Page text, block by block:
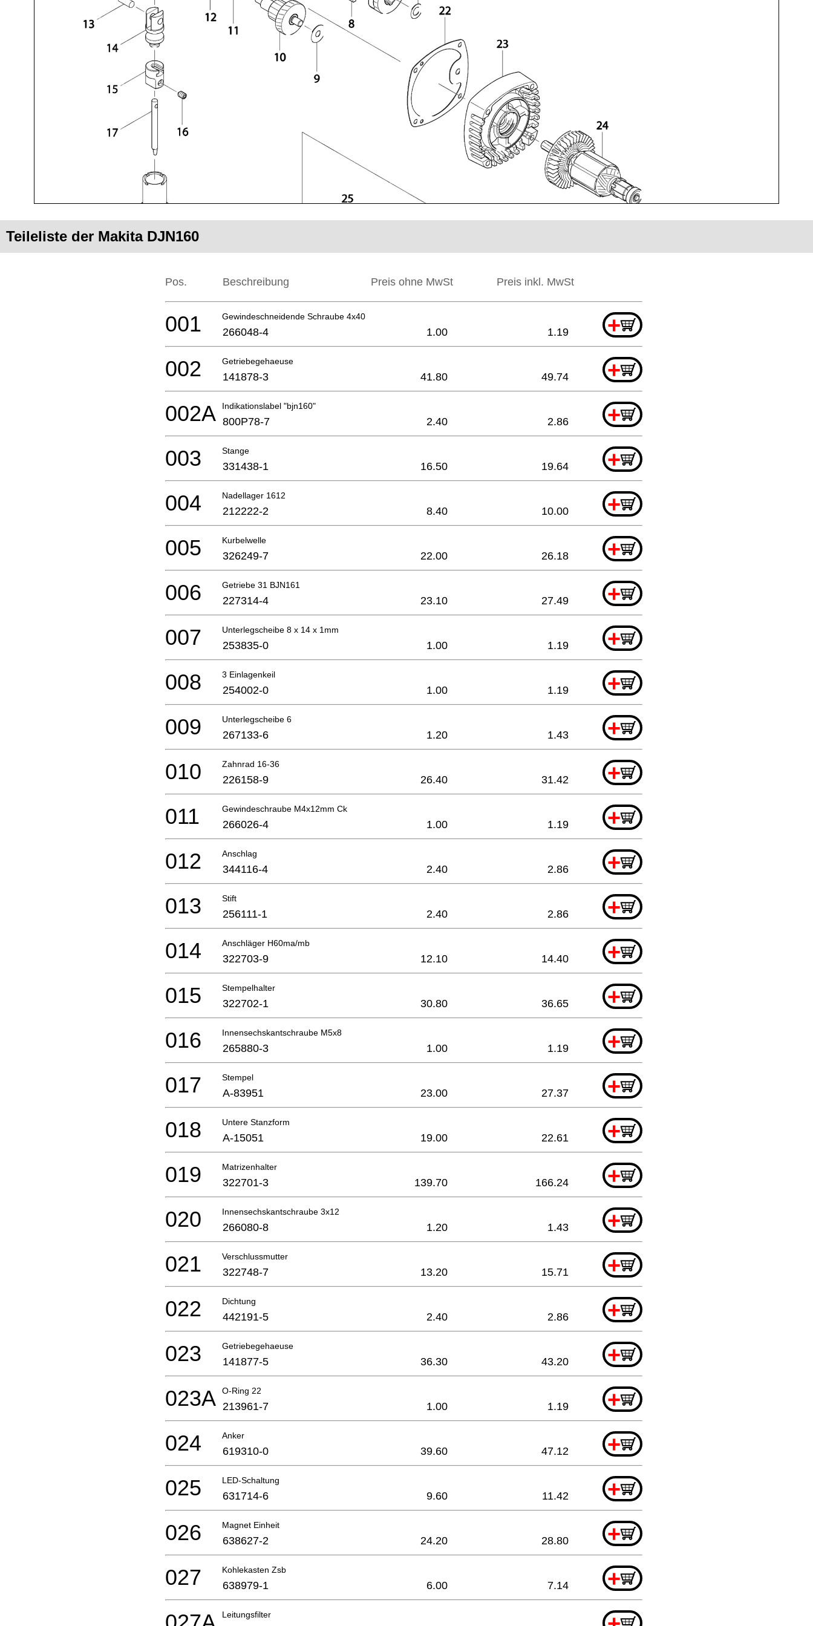
Teileliste der Makita DJN160
Pos. Beschreibung Preis ohne MwSt Preis inkl. MwSt
Gewindeschneidende Schraube 4x40 +
001 266048-4 1.00 1.19
Getriebegehaeuse +
002 141878-3 41.80 49.74
Indikationslabel "bjn160" +
002A 800P78-7 2.40 2.86
Stange +
003 331438-1 16.50 19.64
Nadellager 1612 +
004 212222-2 8.40 10.00
Kurbelwelle +
005 326249-7 22.00 26.18
Getriebe 31 BJN161 +
006 227314-4 23.10 27.49
Unterlegscheibe 8 x 14 x 1mm +
007 253835-0 1.00 1.19
3 Einlagenkeil +
008 254002-0 1.00 1.19
Unterlegscheibe 6 +
009 267133-6 1.20 1.43
Zahnrad 16-36 +
010 226158-9 26.40 31.42
Gewindeschraube M4x12mm Ck +
011 266026-4 1.00 1.19
Anschlag +
012 344116-4 2.40 2.86
Stift +
013 256111-1 2.40 2.86
Anschläger H60ma/mb +
014 322703-9 12.10 14.40
Stempelhalter +
015 322702-1 30.80 36.65
Innensechskantschraube M5x8 +
016 265880-3 1.00 1.19
Stempel +
017 A-83951 23.00 27.37
Untere Stanzform +
018 A-15051 19.00 22.61
Matrizenhalter +
019 322701-3 139.70 166.24
Innensechskantschraube 3x12 +
020 266080-8 1.20 1.43
Verschlussmutter +
021 322748-7 13.20 15.71
Dichtung +
022 442191-5 2.40 2.86
Getriebegehaeuse +
023 141877-5 36.30 43.20
O-Ring 22 +
023A 213961-7 1.00 1.19
Anker +
024 619310-0 39.60 47.12
LED-Schaltung +
025 631714-6 9.60 11.42
Magnet Einheit +
026 638627-2 24.20 28.80
Kohlekasten Zsb +
027 638979-1 6.00 7.14
Leitungsfilter